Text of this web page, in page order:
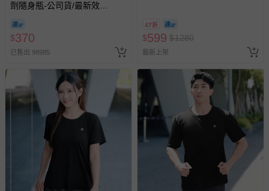
劑隨身瓶-公司貨/最新效
$370
已售出 98985
47折
$599 $1280
最新上架